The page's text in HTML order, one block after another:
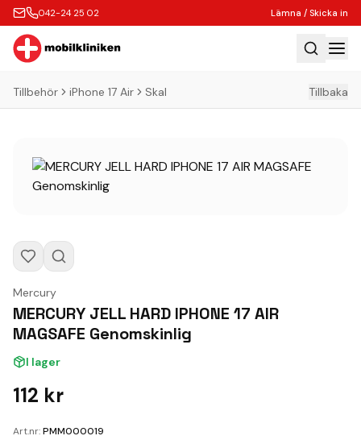
042-24 25 02 Lämna / Skicka in
Hem
Köp
Tillbehör
Lämna / Skicka in
Företagskunder
Butik
Kontakt
Kundvagn
Tillbehör iPhone 17 Air Skal Tillbaka
Mercury
MERCURY JELL HARD IPHONE 17 AIR
MAGSAFE Genomskinlig
I lager
112 kr
Art.nr:PMM000019